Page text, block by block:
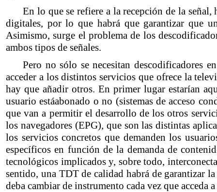
En lo que se refiere a la recepción de la
digitales, por lo que habrá que garantizar que
Asimismo, surge el problema de los
ambos tipos de señales.
Pero no sólo se necesitan descodificadores
acceder a los distintos servicios que ofrece la
hay que añadir otros. En primer lugar estarían
usuario estáabonado o no (sistemas de acceso
que van a permitir el desarrollo de los otros
los navegadores (EPG), que son las distintas
los servicios concretos que demanden los
específicos en función de la demanda de
tecnológicos implicados y, sobre todo,
sentido, una TDT de calidad habrá de garantizar
deba cambiar de instrumento cada vez que